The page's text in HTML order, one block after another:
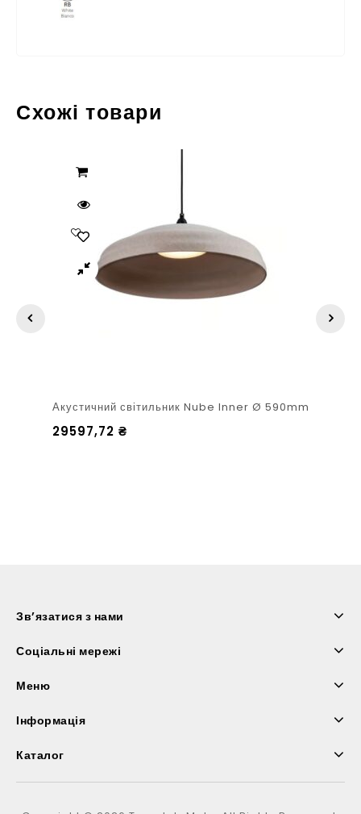
Схожі товари
Акустичний світильник Nube Inner Ø 590mm
29597,72 ₴
Зв’язатися з нами
Соціальні мережі
Меню
Інформація
Каталог